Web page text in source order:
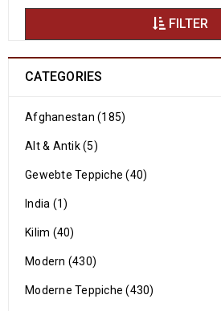
FILTER
CATEGORIES
Afghanestan (185)
Alt & Antik (5)
Gewebte Teppiche (40)
India (1)
Kilim (40)
Modern (430)
Moderne Teppiche (430)